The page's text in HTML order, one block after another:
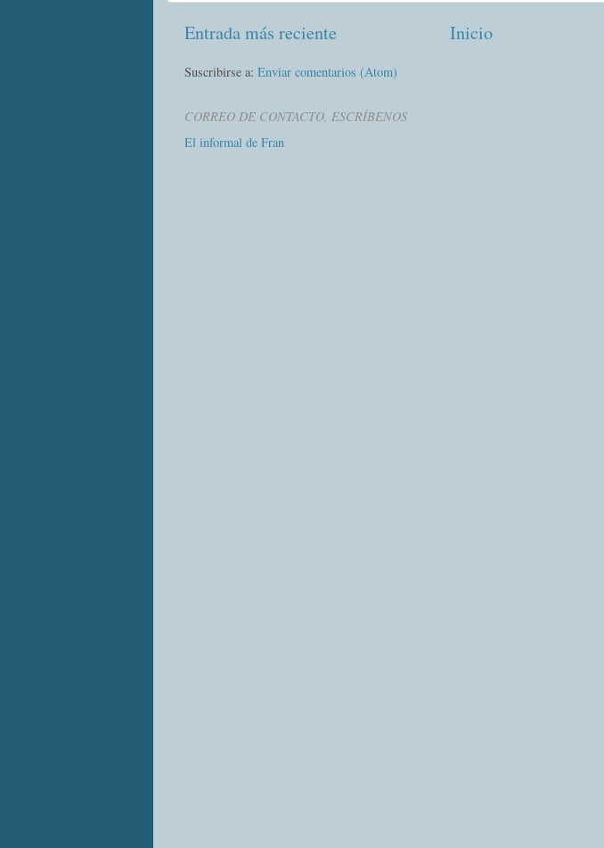
Entrada más reciente Inicio
Suscribirse a: Enviar comentarios (Atom)
CORREO DE CONTACTO, ESCRÍBENOS
El informal de Fran